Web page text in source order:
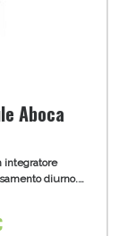
Aboca
integratore
diurno.
attraverso un
LPME